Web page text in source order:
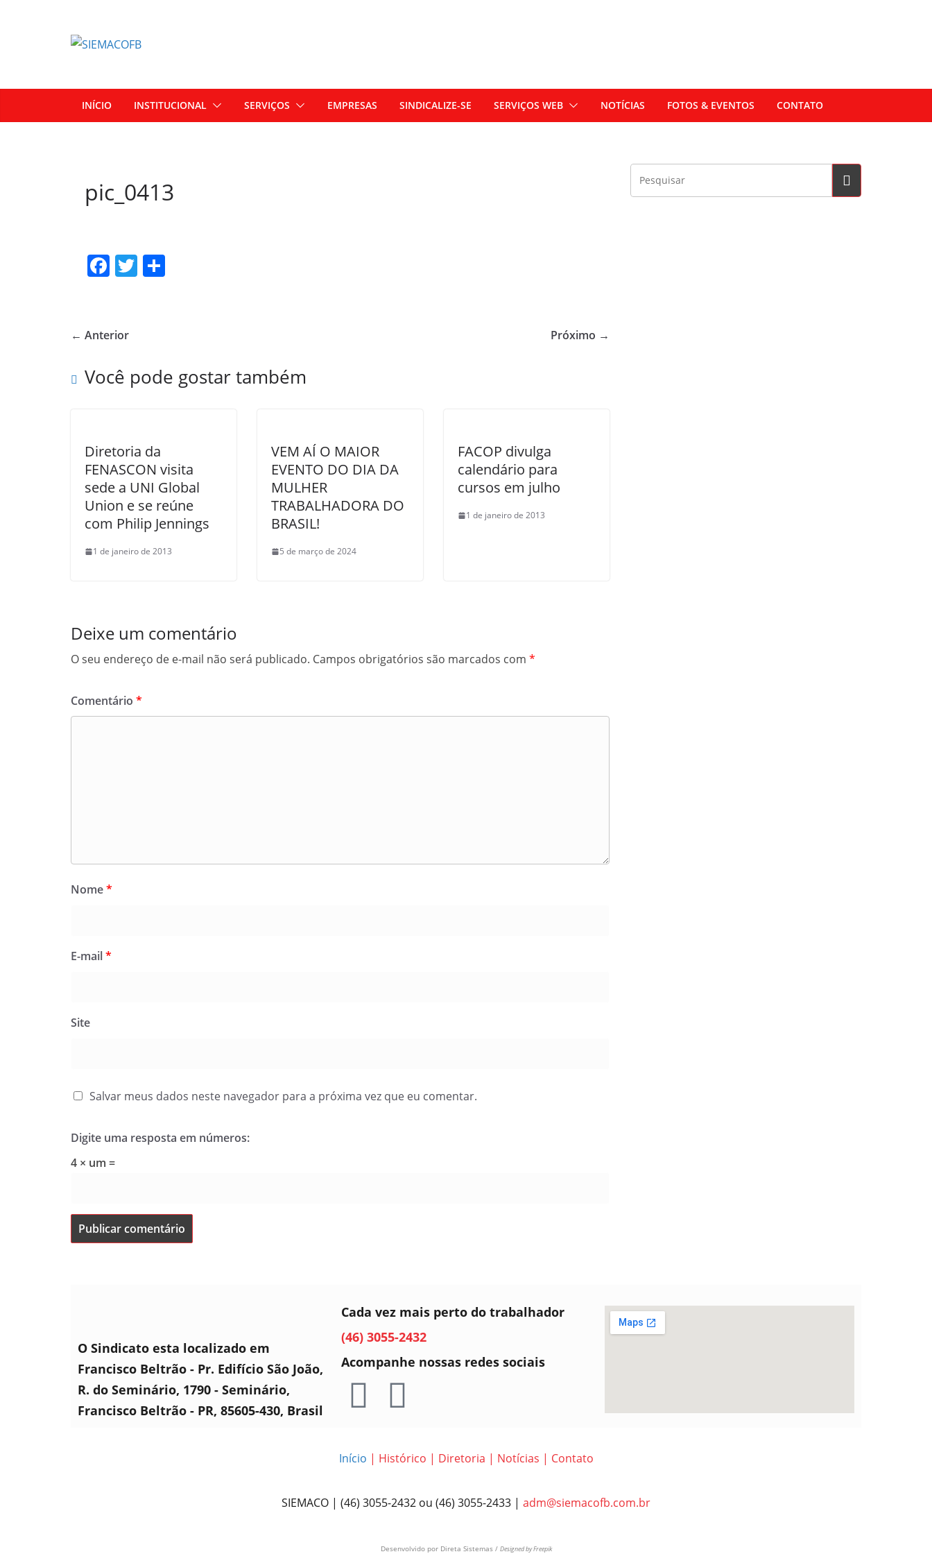
INÍCIO INSTITUCIONAL SERVIÇOS EMPRESAS SINDICALIZE-SE SERVIÇOS WEB NOTÍCIAS FOTOS & EVENTOS CONTATO
pic_0413
F
e
o
T
← Anterior Próximo →
Você pode gostar também
Diretoria da
FENASCON visita
sede a UNI Global
Union e se reúne
com Philip Jennings
1 de janeiro de 2013
VEM AÍ O MAIOR
EVENTO DO DIA DA
MULHER
TRABALHADORA DO
BRASIL!
5 de março de 2024
FACOP divulga
calendário para
cursos em julho
1 de janeiro de 2013
Deixe um comentário
O seu endereço de e-mail não será publicado. Campos obrigatórios são marcados com *
Comentário *
Nome*
E-mail*
Site
Salvar meus dados neste navegador para a próxima vez que eu comentar.
Digite uma resposta em números:
4 × um =
O Sindicato esta localizado em
Francisco Beltrão - Pr. Edifício São João,
R. do Seminário, 1790 - Seminário,
Francisco Beltrão - PR, 85605-430, Brasil
Cada vez mais perto do trabalhador
(46) 3055-2432
Acompanhe nossas redes sociais
Início | Histórico | Diretoria | Notícias | Contato
SIEMACO | (46) 3055-2432 ou (46) 3055-2433 | adm@siemacofb.com.br
Desenvolvido por Direta Sistemas / Designed by Freepik